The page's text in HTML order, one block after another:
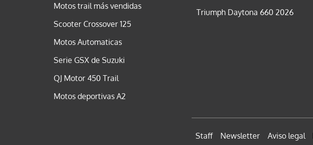
Motos trail más vendidas
Scooter Crossover 125
Motos Automaticas
Serie GSX de Suzuki
QJ Motor 450 Trail
Motos deportivas A2
Triumph Daytona 660 2026
Staff Newsletter Aviso legal